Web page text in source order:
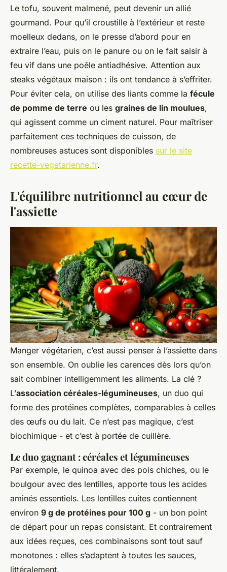
Le tofu, souvent malmené, peut devenir un allié
gourmand. Pour qu’il croustille à l’extérieur et reste
moelleux dedans, on le presse d’abord pour en
extraire l’eau, puis on le panure ou on le fait saisir à
feu vif dans une poêle antiadhésive. Attention aux
steaks végétaux maison : ils ont tendance à s’effriter.
Pour éviter cela, on utilise des liants comme la fécule
de pomme de terre ou les graines de lin moulues,
qui agissent comme un ciment naturel. Pour maîtriser
parfaitement ces techniques de cuisson, de
nombreuses astuces sont disponibles sur le site
recette-vegetarienne.fr.
L'équilibre nutritionnel au cœur de
l'assiette
Manger végétarien, c’est aussi penser à l’assiette dans
son ensemble. On oublie les carences dès lors qu’on
sait combiner intelligemment les aliments. La clé ?
L’association céréales-légumineuses, un duo qui
forme des protéines complètes, comparables à celles
des œufs ou du lait. Ce n’est pas magique, c’est
biochimique - et c’est à portée de cuillère.
Le duo gagnant : céréales et légumineuses
Par exemple, le quinoa avec des pois chiches, ou le
boulgour avec des lentilles, apporte tous les acides
aminés essentiels. Les lentilles cuites contiennent
environ 9 g de protéines pour 100 g - un bon point
de départ pour un repas consistant. Et contrairement
aux idées reçues, ces combinaisons sont tout sauf
monotones : elles s’adaptent à toutes les sauces,
littéralement.